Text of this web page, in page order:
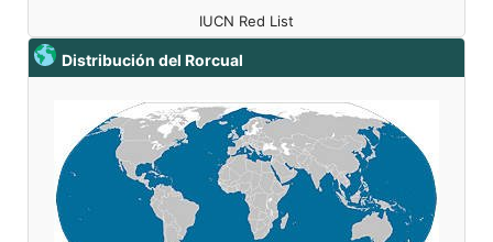
IUCN Red List
Distribución del Rorcual